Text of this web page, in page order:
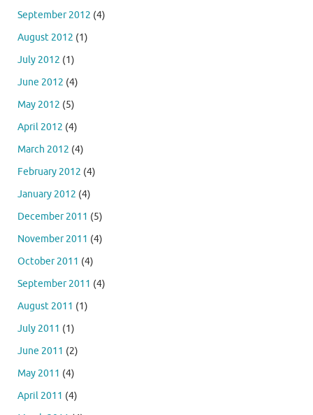
September 2012 (4)
August 2012 (1)
July 2012 (1)
June 2012 (4)
May 2012 (5)
April 2012 (4)
March 2012 (4)
February 2012 (4)
January 2012 (4)
December 2011 (5)
November 2011 (4)
October 2011 (4)
September 2011 (4)
August 2011 (1)
July 2011 (1)
June 2011 (2)
May 2011 (4)
April 2011 (4)